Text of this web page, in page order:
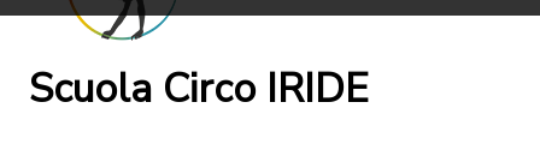
Scuola Circo IRIDE